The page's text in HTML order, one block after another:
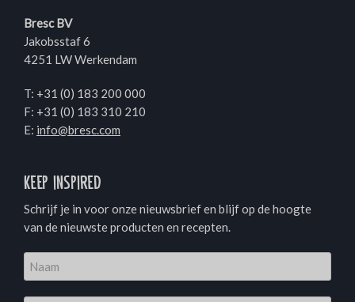
Bresc BV
Jakobsstaf 6
4251 LW Werkendam
T: +31 (0) 183 200 000
F: +31 (0) 183 310 210
E: info@bresc.com
Keep inspired
Schrijf je in voor onze nieuwsbrief en blijf op de hoogte
van de nieuwste producten en recepten.